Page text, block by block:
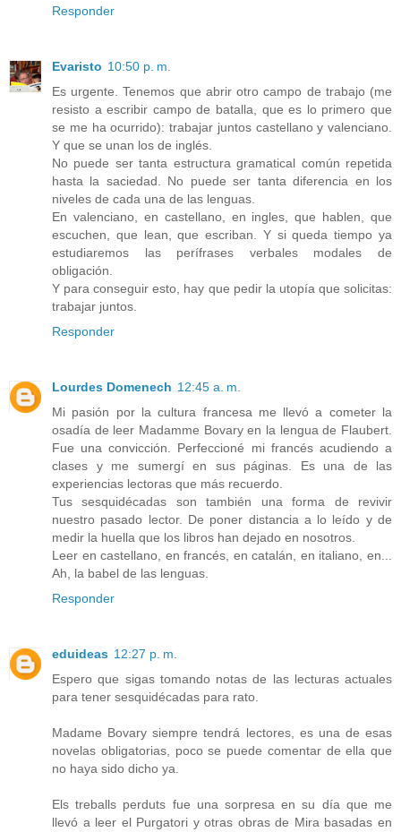
Responder
Evaristo 10:50 p. m.
Es urgente. Tenemos que abrir otro campo de trabajo (me
resisto a escribir campo de batalla, que es lo primero que
se me ha ocurrido): trabajar juntos castellano y valenciano.
Y que se unan los de inglés.
No puede ser tanta estructura gramatical común repetida
hasta la saciedad. No puede ser tanta diferencia en los
niveles de cada una de las lenguas.
En valenciano, en castellano, en ingles, que hablen, que
escuchen, que lean, que escriban. Y si queda tiempo ya
estudiaremos las perífrases verbales modales de
obligación.
Y para conseguir esto, hay que pedir la utopía que solicitas:
trabajar juntos.
Responder
Lourdes Domenech 12:45 a. m.
Mi pasión por la cultura francesa me llevó a cometer la
osadía de leer Madamme Bovary en la lengua de Flaubert.
Fue una convicción. Perfeccioné mi francés acudiendo a
clases y me sumergí en sus páginas. Es una de las
experiencias lectoras que más recuerdo.
Tus sesquidécadas son también una forma de revivir
nuestro pasado lector. De poner distancia a lo leído y de
medir la huella que los libros han dejado en nosotros.
Leer en castellano, en francés, en catalán, en italiano, en...
Ah, la babel de las lenguas.
Responder
eduideas 12:27 p. m.
Espero que sigas tomando notas de las lecturas actuales
para tener sesquidécadas para rato.
Madame Bovary siempre tendrá lectores, es una de esas
novelas obligatorias, poco se puede comentar de ella que
no haya sido dicho ya.
Els treballs perduts fue una sorpresa en su día que me
llevó a leer el Purgatori y otras obras de Mira basadas en